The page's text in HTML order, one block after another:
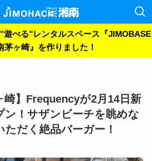
遊べる"レンタルスペース『JIMOBASE
茅ヶ崎』を作りました！
崎】Frequencyが2月14日新
ン！サザンビーチを眺めな
ただく絶品バーガー！